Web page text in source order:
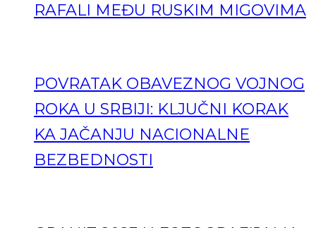
RAFALI MEĐU RUSKIM MIGOVIMA
POVRATAK OBAVEZNOG VOJNOG
ROKA U SRBIJI: KLJUČNI KORAK
KA JAČANJU NACIONALNE
BEZBEDNOSTI